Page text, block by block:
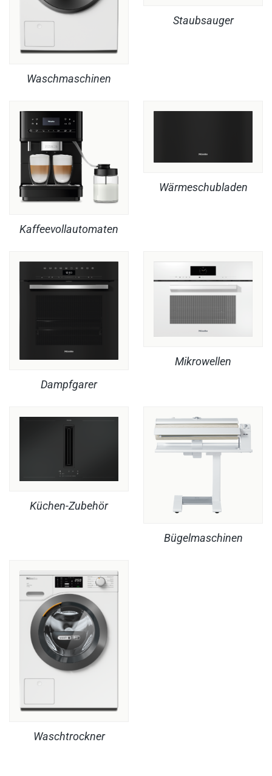
Waschmaschinen
Staubsauger
Kaffeevollautomaten
Wärmeschubladen
Dampfgarer
Mikrowellen
Küchen-Zubehör
Bügelmaschinen
Waschtrockner